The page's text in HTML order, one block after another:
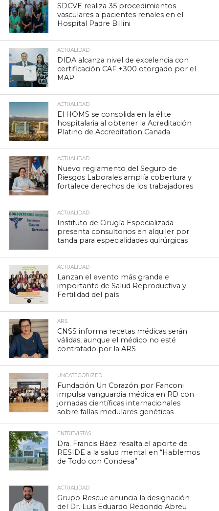
SDCVE realiza 35 procedimientos
vasculares a pacientes renales en el
Hospital Padre Billini
ACTUALIDAD
DIDA alcanza nivel de excelencia con
certificación CAF +300 otorgado por el
MAP
ACTUALIDAD
El HOMS se consolida en la élite
hospitalaria al obtener la Acreditación
Platino de Accreditation Canada
ACTUALIDAD
Nuevo reglamento del Seguro de
Riesgos Laborales amplía cobertura y
fortalece derechos de los trabajadores
ACTUALIDAD
Instituto de Cirugía Especializada
presenta consultorios en alquiler por
tanda para especialidades quirúrgicas
ACTUALIDAD
Lanzan el evento más grande e
importante de Salud Reproductiva y
Fertilidad del país
ARS
CNSS informa recetas médicas serán
válidas, aunque el médico no esté
contratado por la ARS
UNCATEGORIZED
Fundación Un Corazón por Fanconi
impulsa vanguardia médica en RD con
jornadas científicas internacionales
sobre fallas medulares genéticas
ENTREVISTAS
Dra. Francis Báez resalta el aporte de
RESIDE a la salud mental en “Hablemos
de Todo con Condesa”
ACTUALIDAD
Grupo Rescue anuncia la designación
del Dr. Luis Eduardo Redondo Abreu